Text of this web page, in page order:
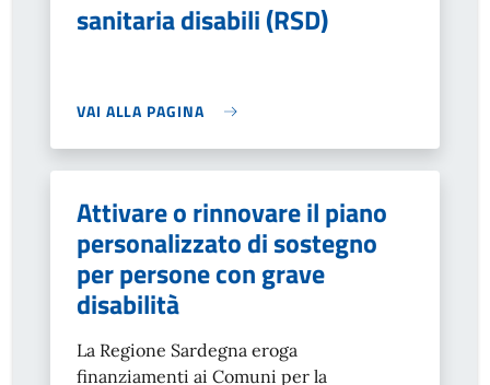
sanitaria disabili (RSD)
VAI ALLA PAGINA
Attivare o rinnovare il piano
personalizzato di sostegno
per persone con grave
disabilità
La Regione Sardegna eroga
finanziamenti ai Comuni per la